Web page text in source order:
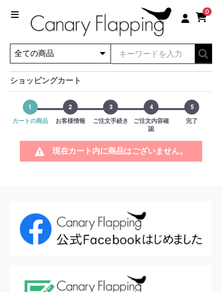
0
ショッピングカート
1
カートの商品
2
お客様情報
3
ご注文手続き
4
ご注文内容確
認
5
完了
現在カート内に商品はございません。